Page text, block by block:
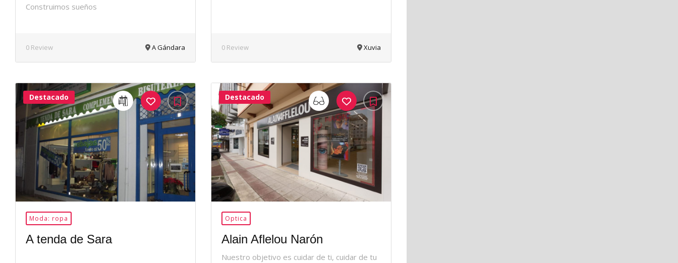
Construimos sueños
0 Review A Gándara 0 Review Xuvia
40Me
Gusta
Destacado
Moda: ropa
A tenda de Sara
33Me
Gusta
Destacado
Optica
Alain Aflelou Narón
Nuestro objetivo es cuidar de ti, cuidar de tu